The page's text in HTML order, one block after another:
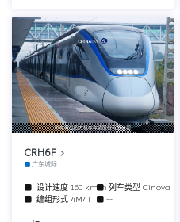
中车青岛四方机车车辆股份有限公司
CRH6F
广东城际
设计速度 160 km/h列车类型 Cinova
编组形式 4M4T --